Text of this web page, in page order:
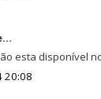
esta disponível
20:08